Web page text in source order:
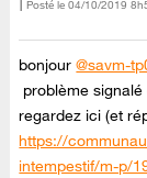
Posté le ‎04/10/2019
bonjour@savm-
problème
regardez ici (et
https://
intempestif/m-p/